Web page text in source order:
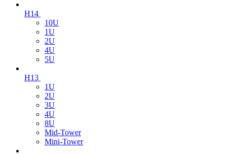
H14
10U
1U
2U
4U
5U
H13
1U
2U
3U
4U
8U
Mid-Tower
Mini-Tower